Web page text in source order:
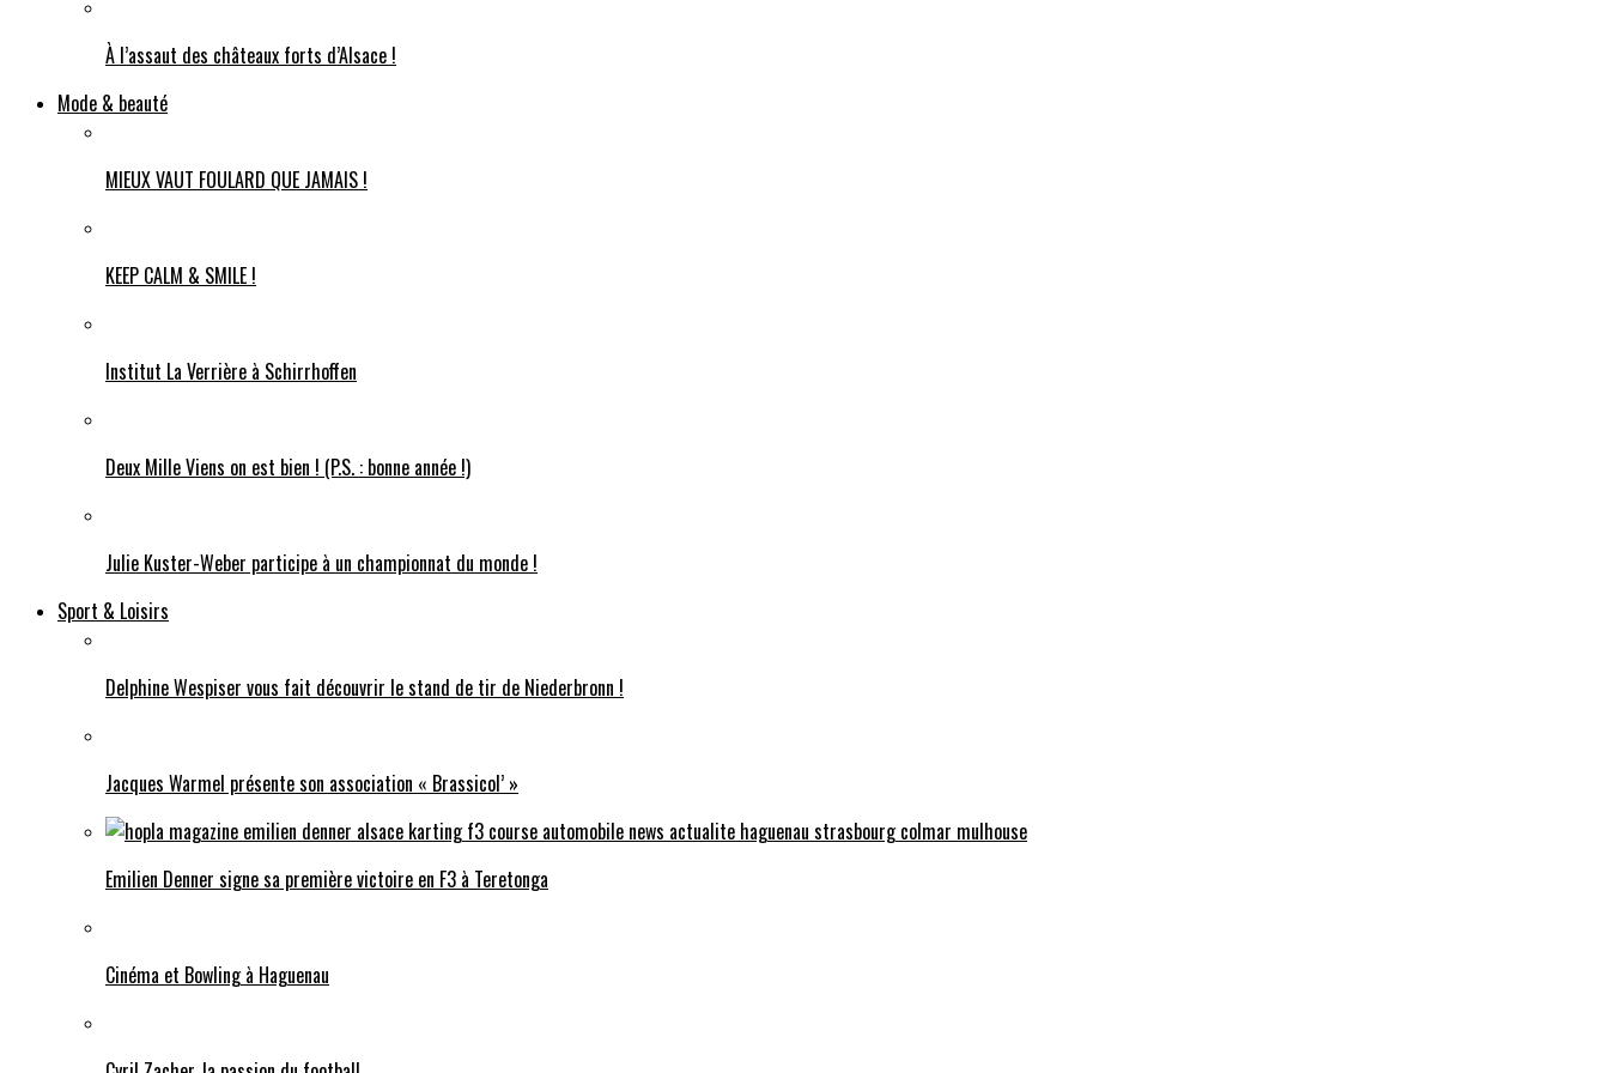
À l’assaut des châteaux forts d’Alsace !
Mode & beauté
MIEUX VAUT FOULARD QUE JAMAIS !
KEEP CALM & SMILE !
Institut La Verrière à Schirrhoffen
Deux Mille Viens on est bien ! (P.S. : bonne année !)
Julie Kuster-Weber participe à un championnat du monde !
Sport & Loisirs
Delphine Wespiser vous fait découvrir le stand de tir de Niederbronn !
Jacques Warmel présente son association « Brassicol’ »
Emilien Denner signe sa première victoire en F3 à Teretonga
Cinéma et Bowling à Haguenau